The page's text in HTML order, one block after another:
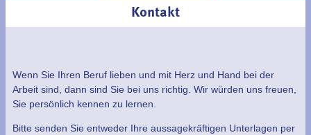
Kontakt
Wenn Sie Ihren Beruf lieben und mit Herz und Hand bei der
Arbeit sind, dann sind Sie bei uns richtig. Wir würden uns freuen,
Sie persönlich kennen zu lernen.
Bitte senden Sie entweder Ihre aussagekräftigen Unterlagen per